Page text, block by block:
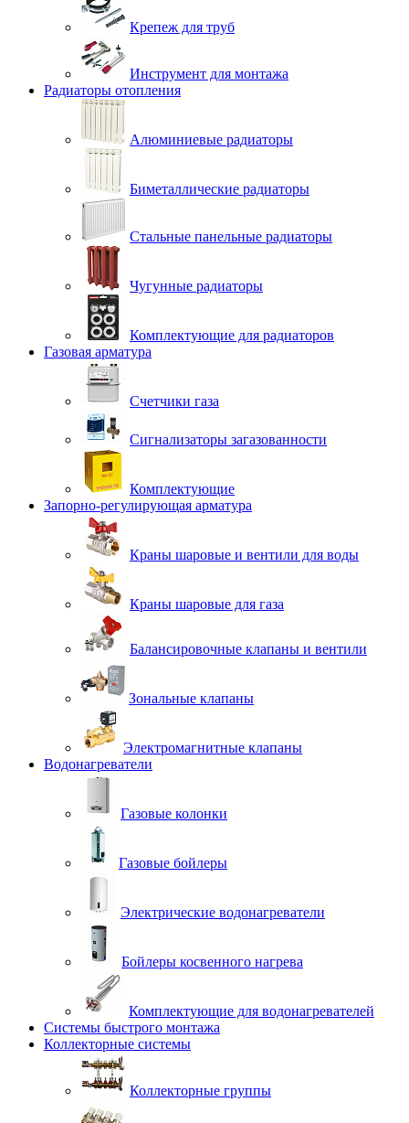
Крепеж для труб
Инструмент для монтажа
Радиаторы отопления
Алюминиевые радиаторы
Биметаллические радиаторы
Стальные панельные радиаторы
Чугунные радиаторы
Комплектующие для радиаторов
Газовая арматура
Счетчики газа
Сигнализаторы загазованности
Комплектующие
Запорно-регулирующая арматура
Краны шаровые и вентили для воды
Краны шаровые для газа
Балансировочные клапаны и вентили
Зональные клапаны
Электромагнитные клапаны
Водонагреватели
Газовые колонки
Газовые бойлеры
Электрические водонагреватели
Бойлеры косвенного нагрева
Комплектующие для водонагревателей
Системы быстрого монтажа
Коллекторные системы
Коллекторные группы